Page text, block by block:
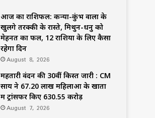
आज का राशिफल: कन्या-कुंभ वालों के
खुलेंगे तरक्की के रास्ते, मिथुन-धनु को
मेहनत का फल, 12 राशियों के लिए कैसा
रहेगा दिन
August 8, 2026
महतारी वंदन की 30वीं किस्त जारी : CM
साय ने 67.20 लाख महिलाओं के खातों
में ट्रांसफर किए ₹630.55 करोड़
August 7, 2026